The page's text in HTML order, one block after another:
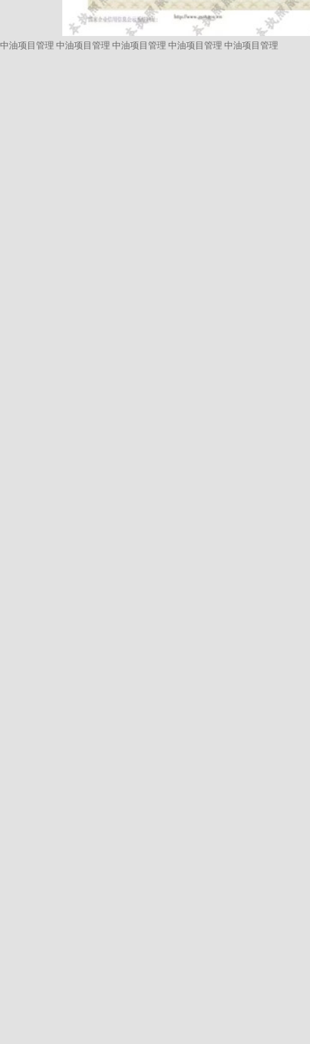
中油项目管理 中油项目管理 中油项目管理 中油项目管理 中油项目管理